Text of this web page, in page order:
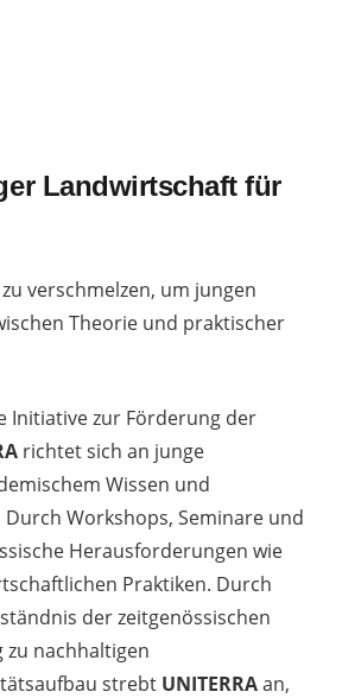
Landwirtschaft für
verschmelzen, um jungen
Theorie und praktischer
Initiative zur Förderung der
richtet sich an junge
Wissen und
Workshops, Seminare und
Herausforderungen wie
Praktiken. Durch
der zeitgenössischen
nachhaltigen
strebt UNITERRAan,